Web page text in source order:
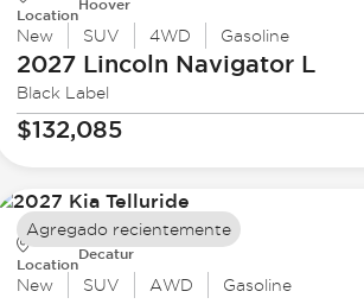
Location
Hoover
New SUV 4WD Gasoline
2027 Lincoln Navigator L
Black Label
$132,085
Location
Decatur
New SUV AWD Gasoline
Agregado recientemente